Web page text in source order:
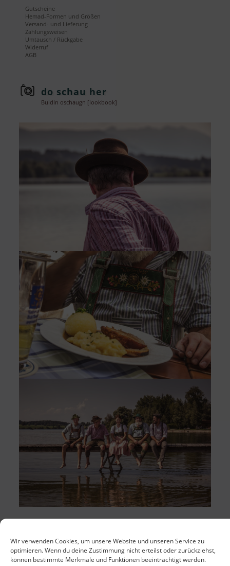
Wir verwenden Cookies, um unsere Website und unseren Service zu
optimieren. Wenn du deine Zustimmung nicht erteilst oder zurückziehst,
können bestimmte Merkmale und Funktionen beeinträchtigt werden.
Gutscheine
Hemad-Formen und Größen
Versand- und Lieferung
Zahlungsweisen
Umtausch / Rückgabe
Widerruf
AGB
do schau her
Buidln oschaugn [lookbook]